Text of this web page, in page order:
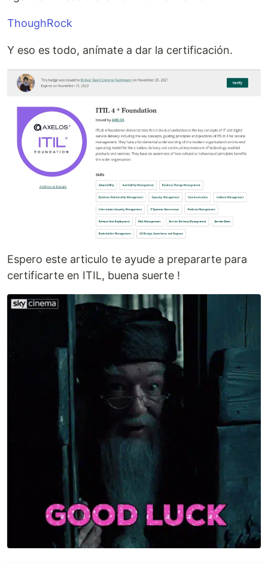
ThoughRock
Y eso es todo, anímate a dar la certificación.
Espero este articulo te ayude a prepararte para
certificarte en ITIL, buena suerte !